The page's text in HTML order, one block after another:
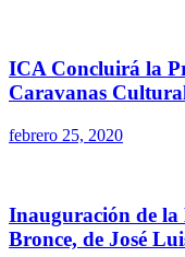
ICA Concluirá la
Caravanas
febrero 25, 2020
Inauguración de
Bronce, de José